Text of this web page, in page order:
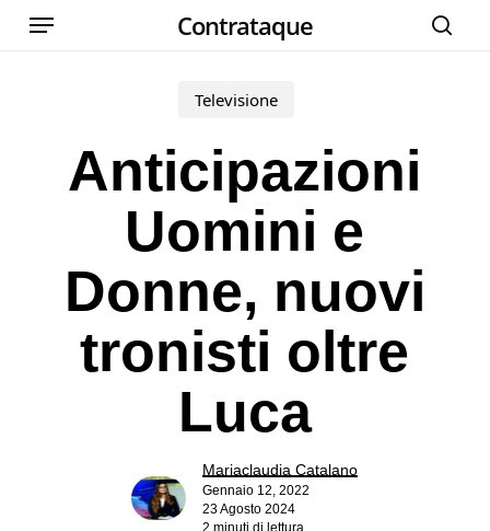
Skip
Contrataque
Menu
Televisione
Anticipazioni
Uomini e
Donne, nuovi
tronisti oltre
Luca
Mariaclaudia Catalano
Gennaio 12, 2022
23 Agosto 2024
2 minuti di lettura